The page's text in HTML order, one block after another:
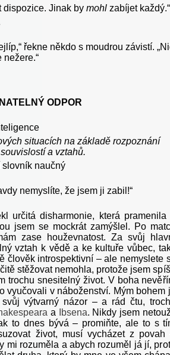
dispozice. Jinak by mohl zabíjet každý.“
řekne někdo s moudrou závistí.
nežere.“
ODPOR
situacích na základě rozpoznání
a vztahů.
slovník naučný
nemyslíte, že jsem ji zabil!“
určitá disharmonie, která pramenila
jsem se mockrát zamýšlel. Po
zase houževnatost. Za svůj
vztah k vědě a ke kultuře vůbec,
člověk introspektivní – ale nemyslete
stěžovat nemohla, protože jsem
trochu snesitelný život. V boha
vyučovali v náboženství. Mým bohem
výtvarný názor – a rád čtu,
a Ibsena. Nikdy jsem
to dnes bývá – promiňte, ale to s
život, musí vycházet z povah
mi rozuměla a abych rozuměl já jí,